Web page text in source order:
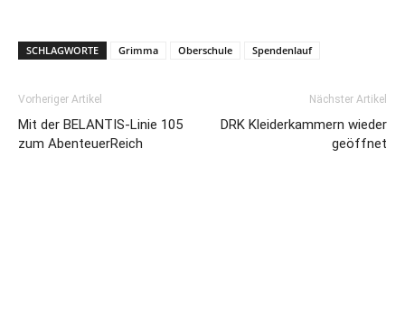
SCHLAGWORTE Grimma Oberschule Spendenlauf
Vorheriger Artikel
Mit der BELANTIS-Linie 105
zum AbenteuerReich
Nächster Artikel
DRK Kleiderkammern wieder
geöffnet